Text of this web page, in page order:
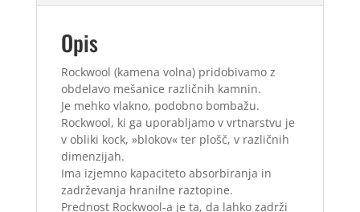
Opis
Rockwool (kamena volna) pridobivamo z
obdelavo mešanice različnih kamnin.
Je mehko vlakno, podobno bombažu.
Rockwool, ki ga uporabljamo v vrtnarstvu je
v obliki kock, »blokov« ter plošč, v različnih
dimenzijah.
Ima izjemno kapaciteto absorbiranja in
zadrževanja hranilne raztopine.
Prednost Rockwool-a je ta, da lahko zadrži